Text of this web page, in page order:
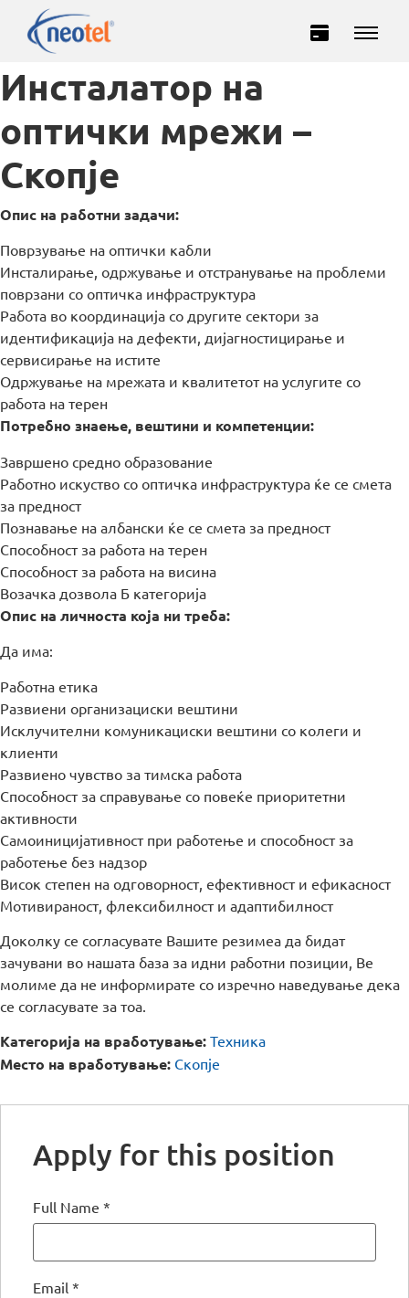
Деловни
ИНТЕРНЕТ
ТЕЛЕФОНИЈА
MOJ НЕОТЕЛ
Плати сметка
За Неотел
Инсталатор на
оптички мрежи –
Скопје
Опис на работни задачи:
Поврзување на оптички кабли
Инсталирање, одржување и отстранување на проблеми
поврзани со оптичка инфраструктура
Работа во координација со другите сектори за
идентификација на дефекти, дијагностицирање и
сервисирање на истите
Одржување на мрежата и квалитетот на услугите со
работа на терен
Потребно знаење, вештини и компетенции:
Завршено средно образование
Работно искуство со оптичка инфраструктура ќе се смета
за предност
Познавање на албански ќе се смета за предност
Способност за работа на терен
Способност за работа на висина
Возачка дозвола Б категорија
Опис на личноста која ни треба:
Да има:
Работна етика
Развиени организациски вештини
Исклучителни комуникациски вештини со колеги и
клиенти
Развиено чувство за тимска работа
Способност за справување со повеќе приоритетни
активности
Самоиницијативност при работење и способност за
работење без надзор
Висок степен на одговорност, ефективност и ефикасност
Мотивираност, флексибилност и адаптибилност
Доколку се согласувате Вашите резимеа да бидат
зачувани во нашата база за идни работни позиции, Ве
молиме да не информирате со изречно наведување дека
се согласувате за тоа.
Категорија на вработување: Техника
Место на вработување: Скопје
Apply for this position
Full Name *
Email *